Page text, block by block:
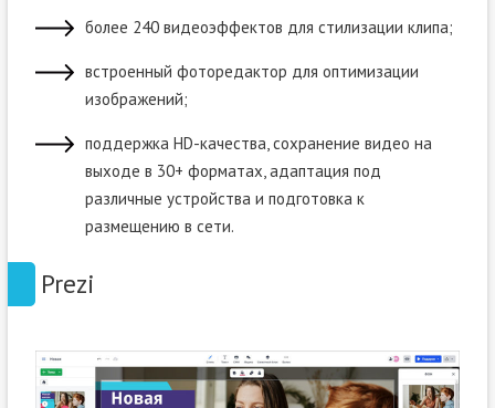
более 240 видеоэффектов для стилизации клипа;
встроенный фоторедактор для оптимизации
изображений;
поддержка HD-качества, сохранение видео на
выходе в 30+ форматах, адаптация под
различные устройства и подготовка к
размещению в сети.
Prezi